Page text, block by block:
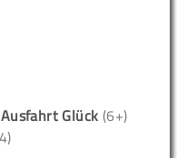
Glück (6+)